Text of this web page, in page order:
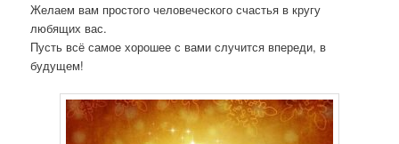
Желаем вам простого человеческого счастья в кругу
любящих вас.
Пусть всё самое хорошее с вами случится впереди, в
будущем!